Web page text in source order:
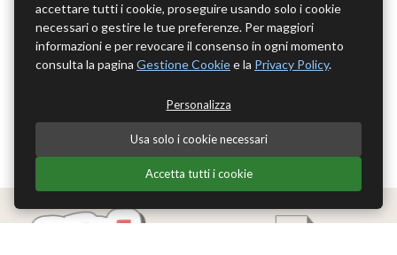
accettare tutti i cookie, proseguire usando solo i cookie
necessari o gestire le tue preferenze. Per maggiori
informazioni e per revocare il consenso in ogni momento
consulta la pagina Gestione Cookiee la Privacy Policy.
Personalizza
Usa solo i cookie necessari
Accetta tutti i cookie